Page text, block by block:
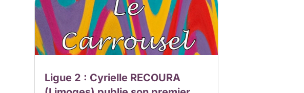
Ligue 2 : Cyrielle RECOURA